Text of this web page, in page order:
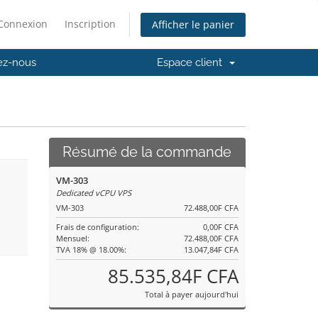
Inscription Afficher le panier
nous Espace client
Résumé de la commande
VM-303
Dedicated vCPU VPS
VM-303
72.488,00F CFA
Frais de configuration:
0,00F CFA
Mensuel:
72.488,00F CFA
TVA 18% @ 18.00%:
13.047,84F CFA
85.535,84F CFA
Total à payer aujourd'hui